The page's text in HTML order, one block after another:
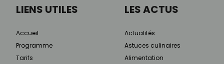
LIENS UTILES
Accueil
Programme
Tarifs
LES ACTUS
Actualités
Astuces culinaires
Alimentation